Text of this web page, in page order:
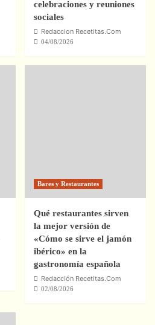
celebraciones y reuniones
sociales
Redaccion Recetitas.Com
04/08/2026
Bares y Restaurantes
Qué restaurantes sirven
la mejor versión de
«Cómo se sirve el jamón
ibérico» en la
gastronomía española
Redacción Recetitas.Com
02/08/2026